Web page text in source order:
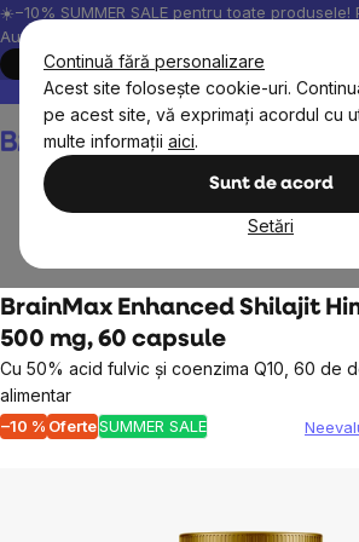
Continuă fără personalizare
Acest site folosește cookie-uri.
pe acest site, vă exprimați acordul cu
multe informații aici.
Sunt de acord
Setări
Treci
la
conținut
☀️−10% SUMMER SALE pentru toate produsele!
August, 2026.
Cumpără acum
Peste 200.000 de recenzii verificate
BrainMax Enhanced Shilajit
500 mg, 60 capsule
Cu 50% acid fulvic și coenzima Q10, 60 de
alimentar
–10 % OferteSUMMER SALE
Evaluarea
este